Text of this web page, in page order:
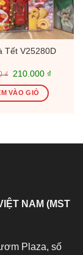
Tết V25280D
₫
Giá
là:
250.000 ₫.
210.000 ₫Giá
VÀO GIỎ
NAM (MST
Plaza, số